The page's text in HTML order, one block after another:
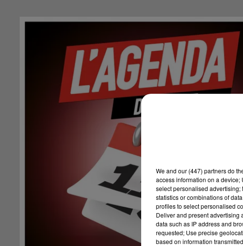
We and our (447) partnersdo
access information on a
select personalised
statistics or combinations of
profiles to select personalised
Deliver and present advertising
data such as IP address and
requested; Use precise
based on information